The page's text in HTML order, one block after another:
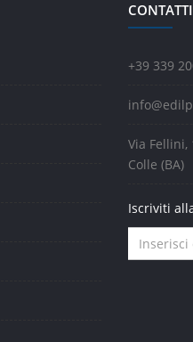
CONTATTI
+39 339
Via Fellini,
Colle (BA)
Iscriviti